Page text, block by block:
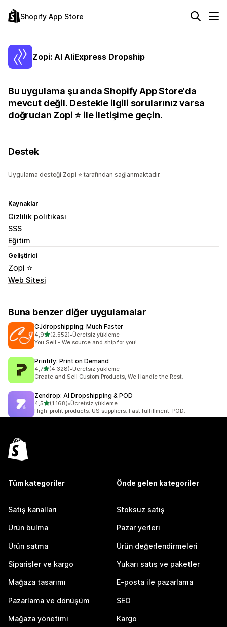
Shopify App Store
Zopi: AI AliExpress Dropship
Bu uygulama şu anda Shopify App Store'da
mevcut değil. Destekle ilgili sorularınız varsa
doğrudan Zopi ⭐ ile iletişime geçin.
Destek
Uygulama desteği Zopi ⭐ tarafından sağlanmaktadır.
Kaynaklar
Gizlilik politikası
SSS
Eğitim
Geliştirici
Zopi ⭐
Web Sitesi
Buna benzer diğer uygulamalar
CJdropshipping: Much Faster
4,95 yıldız üzerinden
(2.552)
toplam 2552 değerlendirme
•Ücretsiz yükleme
You Sell - We source and ship for you!
Printify: Print on Demand
4,75 yıldız üzerinden
(4.328)
toplam 4328 değerlendirme
•Ücretsiz yükleme
Create and Sell Custom Products, We Handle the Rest.
Zendrop: AI Dropshipping & POD
4,55 yıldız üzerinden
(1.168)
toplam 1168 değerlendirme
•Ücretsiz yükleme
High-profit products. US suppliers. Fast fulfillment. POD.
Tüm kategoriler
Satış kanalları
Ürün bulma
Ürün satma
Siparişler ve kargo
Mağaza tasarımı
Pazarlama ve dönüşüm
Mağaza yönetimi
Önde gelen kategoriler
Stoksuz satış
Pazar yerleri
Ürün değerlendirmeleri
Yukarı satış ve paketler
E-posta ile pazarlama
SEO
Kargo